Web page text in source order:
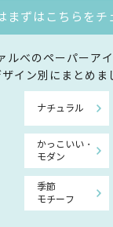
まずはこちらをチ
ルべのペーパーア
ザイン別にまとめま
ナチュラル
かっこいい・
モダン
季節
モチーフ